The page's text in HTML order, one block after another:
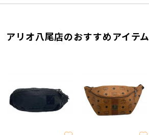
アリオ八尾店のおすすめアイテム